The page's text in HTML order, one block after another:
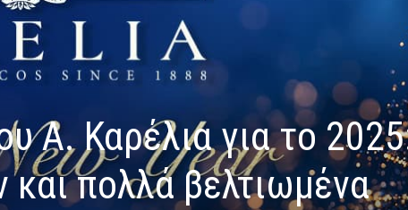
Α. Καρέλια για το
πολλά βελτιωμένα